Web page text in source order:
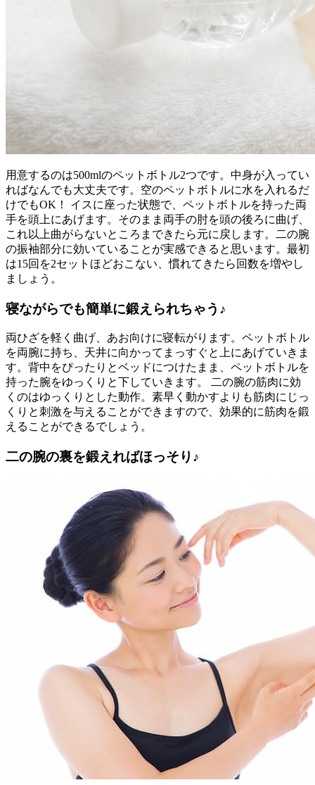
用意するのは500mlのペットボトル2つです。中身が入ってい
ればなんでも大丈夫です。空のペットボトルに水を入れるだ
けでもOK！ イスに座った状態で、ペットボトルを持った両
手を頭上にあげます。そのまま両手の肘を頭の後ろに曲げ、
これ以上曲がらないところまできたら元に戻します。二の腕
の振袖部分に効いていることが実感できると思います。最初
は15回を2セットほどおこない、慣れてきたら回数を増やし
ましょう。
寝ながらでも簡単に鍛えられちゃう♪
両ひざを軽く曲げ、あお向けに寝転がります。ペットボトル
を両腕に持ち、天井に向かってまっすぐと上にあげていきま
す。背中をぴったりとベッドにつけたまま、ペットボトルを
持った腕をゆっくりと下していきます。 二の腕の筋肉に効
くのはゆっくりとした動作。素早く動かすよりも筋肉にじっ
くりと刺激を与えることができますので、効果的に筋肉を鍛
えることができるでしょう。
二の腕の裏を鍛えればほっそり♪